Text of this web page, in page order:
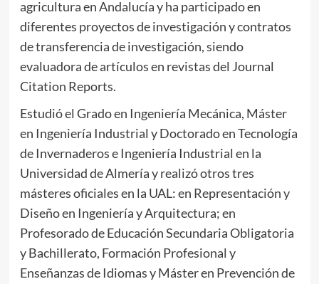
agricultura en Andalucía y ha participado en
diferentes proyectos de investigación y contratos
de transferencia de investigación, siendo
evaluadora de artículos en revistas del Journal
Citation Reports.
Estudió el Grado en Ingeniería Mecánica, Máster
en Ingeniería Industrial y Doctorado en Tecnología
de Invernaderos e Ingeniería Industrial en la
Universidad de Almería y realizó otros tres
másteres oficiales en la UAL: en Representación y
Diseño en Ingeniería y Arquitectura; en
Profesorado de Educación Secundaria Obligatoria
y Bachillerato, Formación Profesional y
Enseñanzas de Idiomas y Máster en Prevención de